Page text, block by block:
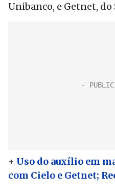
Unibanco, e Getnet,
+ Uso do auxílio em
com Cielo e Getnet;